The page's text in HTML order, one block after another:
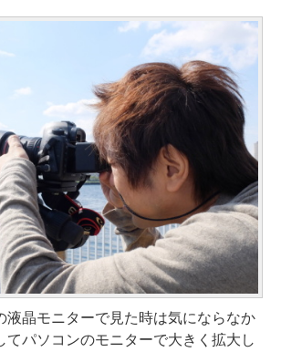
液晶モニターで見た時は気にならなか
てパソコンのモニターで大きく拡大し